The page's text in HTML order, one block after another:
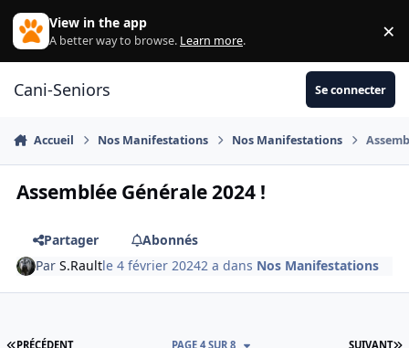
Aller au contenu
View in the app
A better way to browse. Learn more. ×
Cani-Seniors Se connecter
Accueil Nos Manifestations Nos Manifestations
Assemblée Générale 2024 !
Partager
Abonnés
ParS.Raultle 4 février 20242 a dans Nos Manifestations
PREMIÈRE PAGE
PRÉCÉDENT SUIVANT
PAGE 4 SUR 8